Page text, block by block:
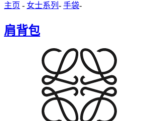
主页 - 女士系列 - 手袋-
肩背包